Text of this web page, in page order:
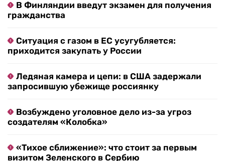
В Финляндии введут экзамен для получения
гражданства
Ситуация с газом в ЕС усугубляется:
приходится закупать у России
Ледяная камера и цепи: в США задержали
запросившую убежище россиянку
Возбуждено уголовное дело из-за угроз
создателям «Колобка»
«Тихое сближение»: что стоит за первым
визитом Зеленского в Сербию